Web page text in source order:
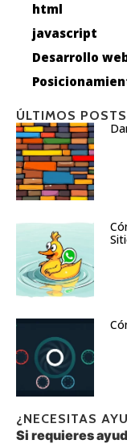
html
javascript
Desarrollo
ÚLTIMOS POSTS
¿NECESITAS
Si requieres